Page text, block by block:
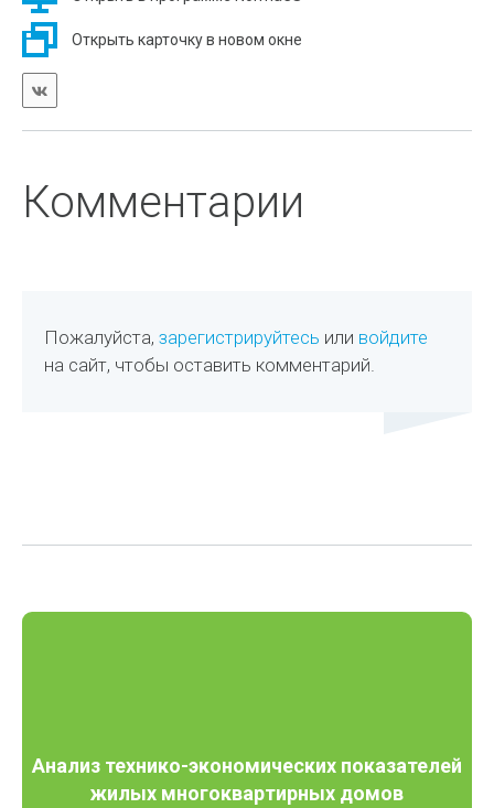
Открыть карточку в новом окне
Комментарии
Пожалуйста,зарегистрируйтесь или войдите
на сайт, чтобы оставить комментарий.
Анализ технико-экономических показателей
жилых многоквартирных домов